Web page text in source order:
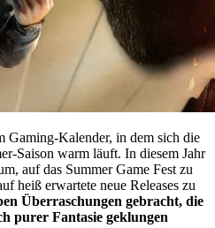
Gaming-Kalender, in dem sich die
Saison warm läuft. In diesem Jahr
auf das Summer Game Fest zu
heiß erwartete neue Releases zu
Überraschungen gebracht, die
purer Fantasie geklungen